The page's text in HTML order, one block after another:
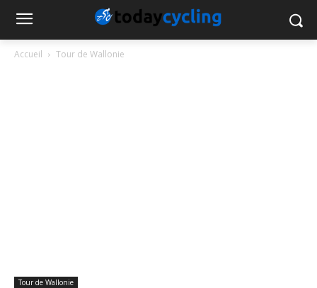
Accueil Tour de Wallonie
Tour de Wallonie